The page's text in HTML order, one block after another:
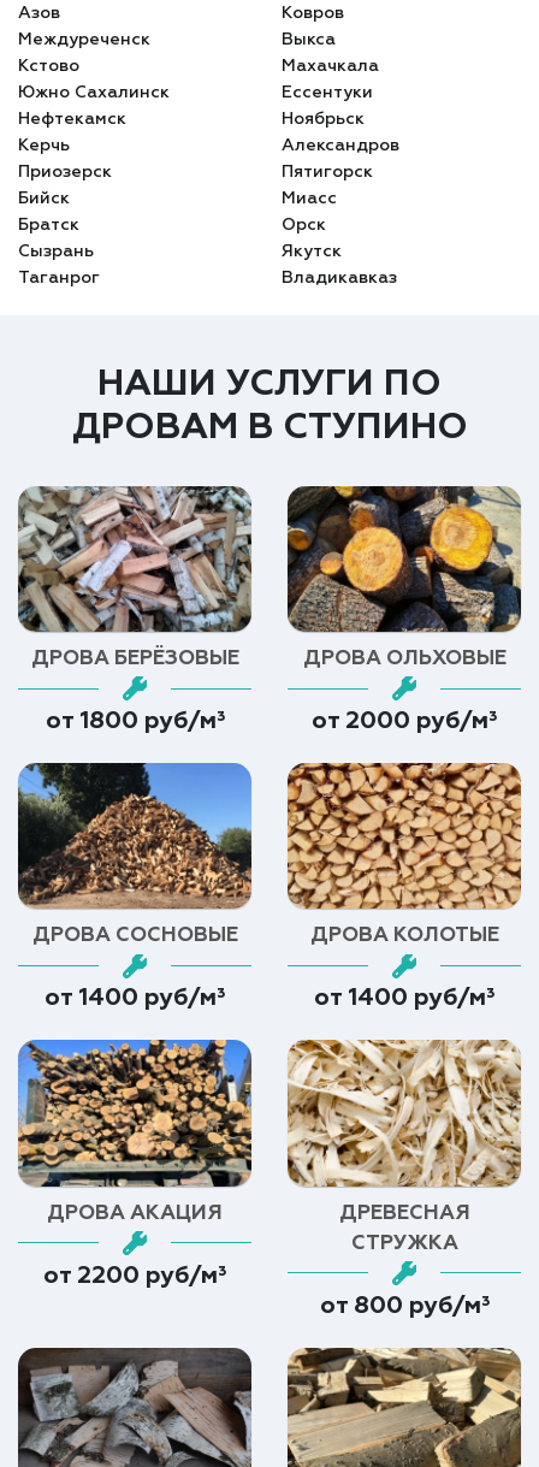
Азов
Ковров
Междуреченск
Выкса
Кстово
Махачкала
Южно Сахалинск
Ессентуки
Нефтекамск
Ноябрьск
Керчь
Александров
Приозерск
Пятигорск
Бийск
Миасс
Братск
Орск
Сызрань
Якутск
Таганрог
Владикавказ
НАШИ УСЛУГИ ПО
ДРОВАМ В СТУПИНО
ДРОВА БЕРЁЗОВЫЕ
от 1800 руб/м³
ДРОВА ОЛЬХОВЫЕ
от 2000 руб/м³
ДРОВА СОСНОВЫЕ
от 1400 руб/м³
ДРОВА КОЛОТЫЕ
от 1400 руб/м³
ДРОВА АКАЦИЯ
от 2200 руб/м³
ДРЕВЕСНАЯ
СТРУЖКА
от 800 руб/м³